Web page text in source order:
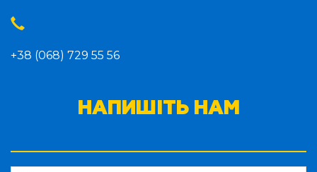
+38 (068) 729 55 56
НАПИШІТЬ НАМ